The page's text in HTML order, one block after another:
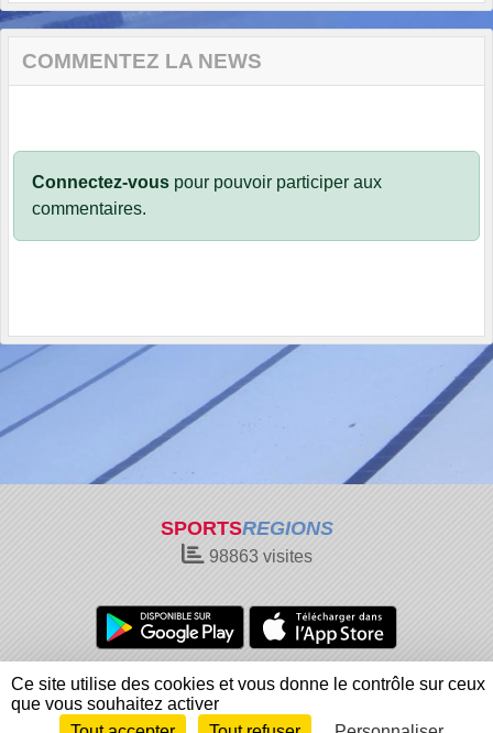
COMMENTEZ LA NEWS
Connectez-vous pour pouvoir participer aux
commentaires.
SPORTSREGIONS
98863visites
Charte cookies
Gestion des cookies
Informations légales
Signaler un contenu inapproprié
Ce site utilise des cookies et vous donne le contrôle sur ceux
que vous souhaitez activer